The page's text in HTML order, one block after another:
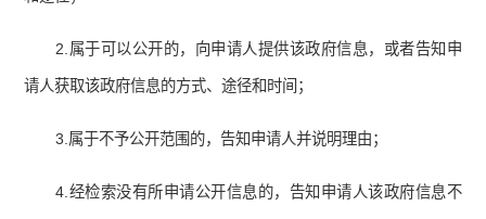
2.属于可以公开的，向申请人提供该政府信息，或者告知申
请人获取该政府信息的方式、途径和时间；
3.属于不予公开范围的，告知申请人并说明理由；
4.经检索没有所申请公开信息的，告知申请人该政府信息不